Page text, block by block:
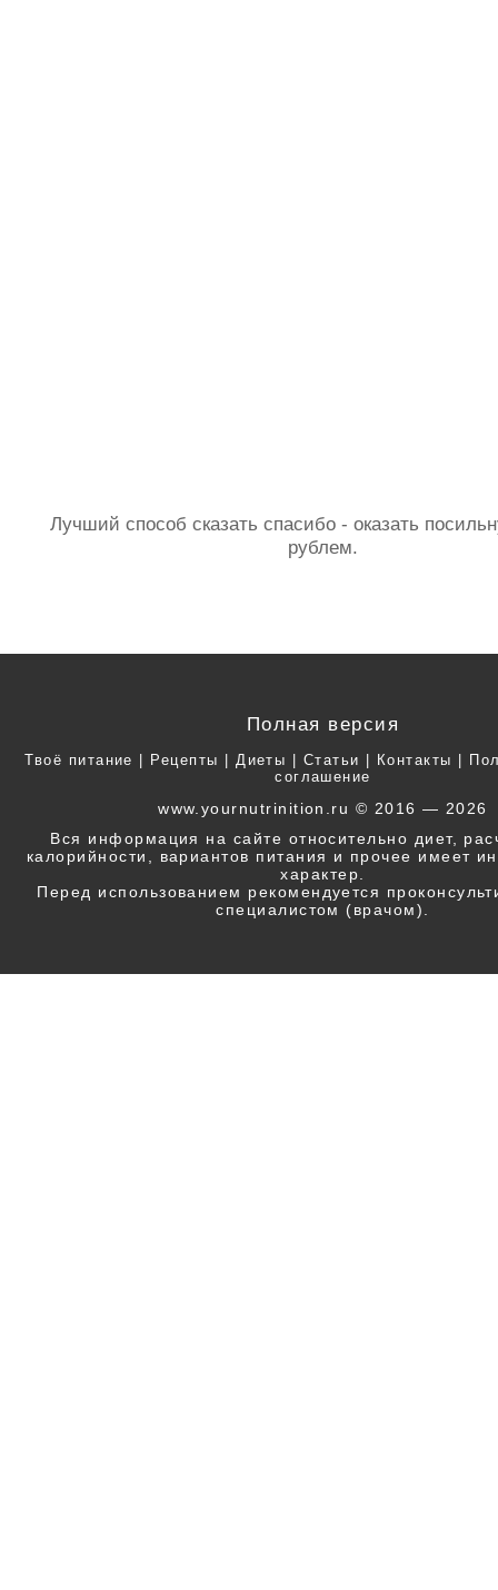
Лучший способ сказать спасибо - оказать
рублем.
Полная версия
Твоё питание | Рецепты | Диеты | Статьи | Контакты |
соглашение
www.yournutrinition.ru © 2016 — 2026
Вся информация на сайте относительно диет,
калорийности, вариантов питания и прочее имеет
характер.
Перед использованием рекомендуется
специалистом (врачом).